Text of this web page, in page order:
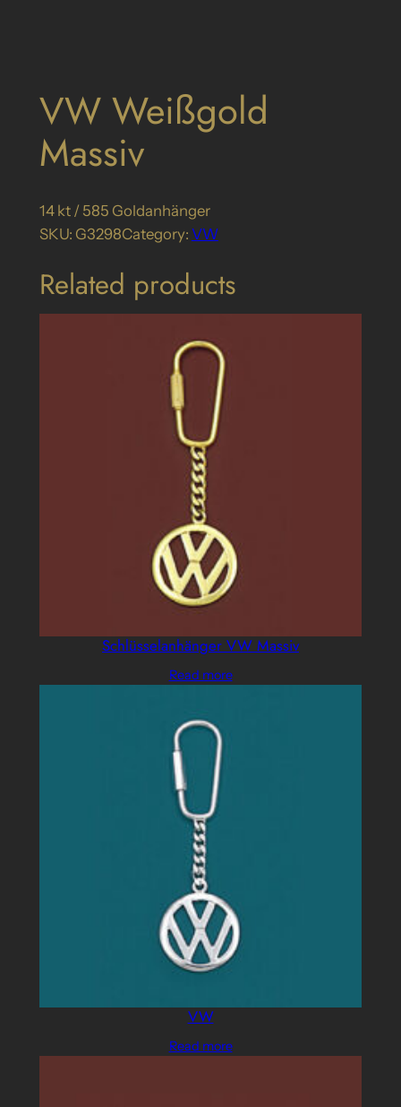
VW Weißgold
Massiv
14 kt / 585 Goldanhänger
SKU: G3298Category: VW
Related products
Schlüsselanhänger VW Massiv
Read more
VW
Read more